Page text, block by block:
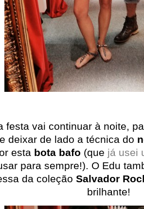
festa vai continuar à noite,
deixar de lado a técnica do
esta bota bafo (que já usei
para sempre!). O Edu
da coleção Salvador
brilhante!